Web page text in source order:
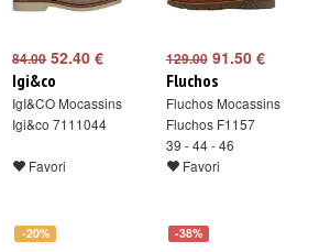
84.0052.40 €
Igi&co
IgI&CO Mocassins
Igi&co 7111044
Favori
129.0091.50 €
Fluchos
Fluchos Mocassins
Fluchos F1157
39 - 44 - 46
Favori
-20% -38%